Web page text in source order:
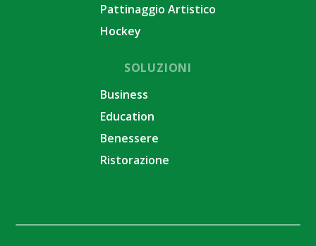
Pattinaggio Artistico
Hockey
SOLUZIONI
Business
Education
Benessere
Ristorazione